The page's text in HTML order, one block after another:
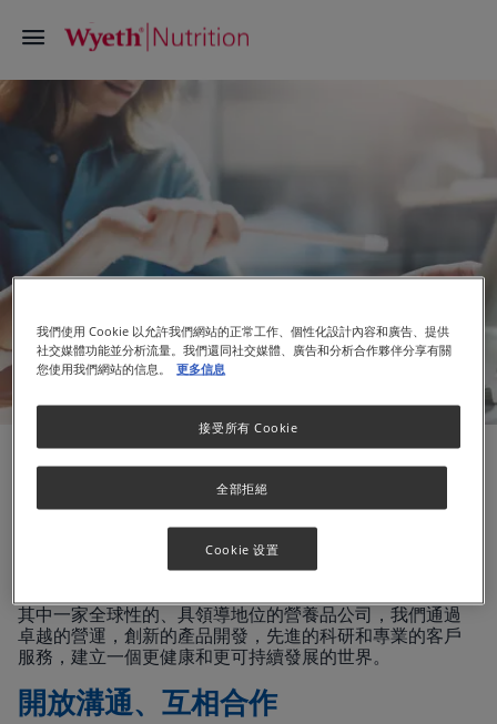
理想的工作環境
理想的工作環境
其中一家全球性的、具領導地位的營養品公司，我們通過
卓越的營運，創新的產品開發，先進的科研和專業的客戶
服務，建立一個更健康和更可持續發展的世界。
開放溝通、互相合作
我們使用 Cookie 以允許我們網站的正常工作、個性化設計內容和廣告、提供
社交媒體功能並分析流量。我們還同社交媒體、廣告和分析合作夥伴分享有關
您使用我們網站的信息。
更多信息
全部拒絕
接受所有 Cookie
Cookie 设置